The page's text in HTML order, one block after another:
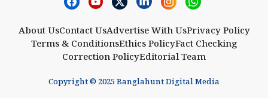
About UsContact UsAdvertise With UsPrivacy Policy
Terms & ConditionsEthics PolicyFact Checking
Correction PolicyEditorial Team
Copyright © 2025 Banglahunt Digital Media